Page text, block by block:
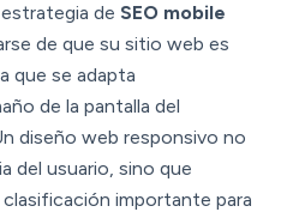
de SEO mobile
de que su sitio web es
que se adapta
de la pantalla del
diseño web responsivo no
del usuario, sino que
importante para